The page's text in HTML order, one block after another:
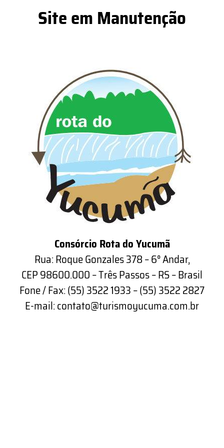
Site em Manutenção
Consórcio Rota do Yucumã
Rua: Roque Gonzales 378 – 6° Andar,
CEP 98600.000 – Três Passos – RS – Brasil
Fone / Fax: (55) 3522 1933 – (55) 3522 2827
E-mail: contato@turismoyucuma.com.br